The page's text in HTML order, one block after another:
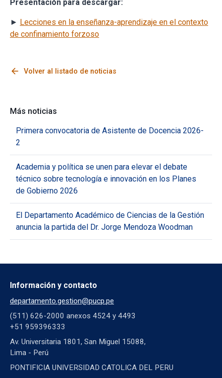
Presentación para descargar:
► Lecciones en la enseñanza-aprendizaje en el contexto
de confinamiento forzoso
arrow_back Volver al listado de noticias
Más noticias
Primera convocatoria de Asistente de Docencia 2026-
2
Academia y política se unen para elevar el debate
técnico sobre tecnología e innovación en los Planes
de Gobierno 2026
El Departamento Académico de Ciencias de la Gestión
anuncia la partida del Dr. Jorge Mendoza Woodman
Información y contacto
departamento.gestion@pucp.pe
(511) 626-2000 anexos 4524 y 4493
+51 959396333
Av. Universitaria 1801, San Miguel 15088,
Lima - Perú
PONTIFICIA UNIVERSIDAD CATOLICA DEL PERU